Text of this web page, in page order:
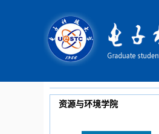
资源与环境学院